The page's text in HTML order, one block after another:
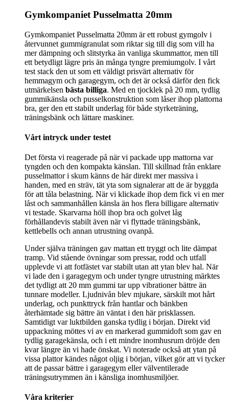
Gymkompaniet Pusselmatta 20mm
Gymkompaniet Pusselmatta 20mm är ett robust gymgolv i
återvunnet gummigranulat som riktar sig till dig som vill ha
mer dämpning och slitstyrka än vanliga skummattor, men till
ett betydligt lägre pris än många tyngre premiumgolv. I vårt
test stack den ut som ett väldigt prisvärt alternativ för
hemmagym och garagegym, och det är också därför den fick
utmärkelsen bästa billiga. Med en tjocklek på 20 mm, tydlig
gummikänsla och pusselkonstruktion som låser ihop plattorna
bra, ger den ett stabilt underlag för både styrketräning,
träningsbänk och lättare maskiner.
Vårt intryck under testet
Det första vi reagerade på när vi packade upp mattorna var
tyngden och den kompakta känslan. Till skillnad från enklare
pusselmattor i skum känns de här direkt mer massiva i
handen, med en sträv, tät yta som signalerar att de är byggda
för att tåla belastning. När vi klickade ihop dem fick vi en mer
låst och sammanhållen känsla än hos flera billigare alternativ
vi testade. Skarvarna höll ihop bra och golvet låg
förhållandevis stabilt även när vi flyttade träningsbänk,
kettlebells och annan utrustning ovanpå.
Under själva träningen gav mattan ett tryggt och lite dämpat
tramp. Vid stående övningar som pressar, rodd och utfall
upplevde vi att fotfästet var stabilt utan att ytan blev hal. När
vi lade den i garagegym och under tyngre utrustning märktes
det tydligt att 20 mm gummi tar upp vibrationer bättre än
tunnare modeller. Ljudnivån blev mjukare, särskilt mot hårt
underlag, och punkttryck från hantlar och bänkben
återhämtade sig bättre än väntat i den här prisklassen.
Samtidigt var luktbilden ganska tydlig i början. Direkt vid
uppackning möttes vi av en markerad gummidoft som gav en
tydlig garagekänsla, och i ett mindre inomhusrum dröjde den
kvar längre än vi hade önskat. Vi noterade också att ytan på
vissa plattor kändes något oljig i början, vilket gör att vi tycker
att de passar bättre i garagegym eller välventilerade
träningsutrymmen än i känsliga inomhusmiljöer.
Våra kriterier